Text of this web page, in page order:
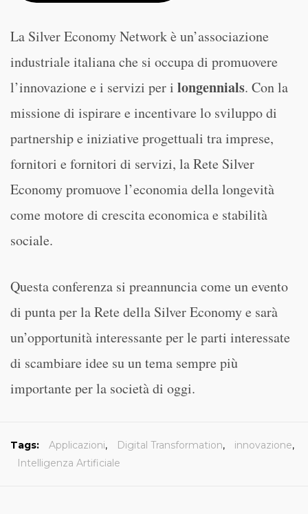
La Silver Economy Network è un’associazione
industriale italiana che si occupa di promuovere
l’innovazione e i servizi per i longennials. Con la
missione di ispirare e incentivare lo sviluppo di
partnership e iniziative progettuali tra imprese,
fornitori e fornitori di servizi, la Rete Silver
Economy promuove l’economia della longevità
come motore di crescita economica e stabilità
sociale.
Questa conferenza si preannuncia come un evento
di punta per la Rete della Silver Economy e sarà
un’opportunità interessante per le parti interessate
di scambiare idee su un tema sempre più
importante per la società di oggi.
Tags: Applicazioni, Digital Transformation, innovazione,
Intelligenza Artificiale